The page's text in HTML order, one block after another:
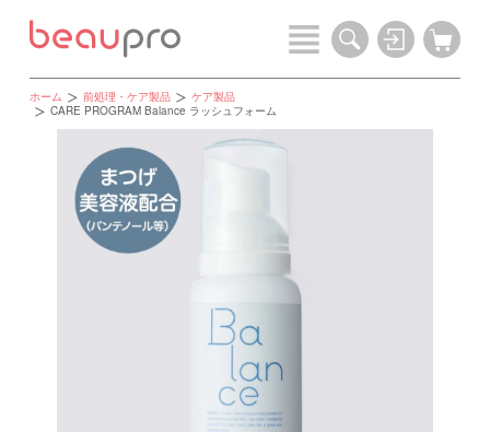
ホーム 前処理・ケア製品
ケア製品
CARE PROGRAM Balance ラッシュフォーム
この投稿をInstagramで見る